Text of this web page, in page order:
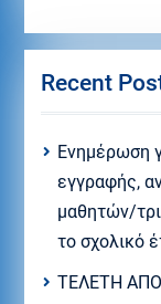
Recent
Eνημέρωση
εγγραφής,
μαθητών/
το σχολικό
ΤΕΛΕΤΗ